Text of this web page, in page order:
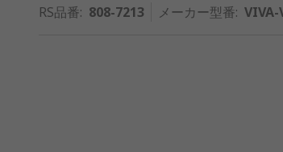
RS品番: 808-7213 メーカー型番: VIVA-